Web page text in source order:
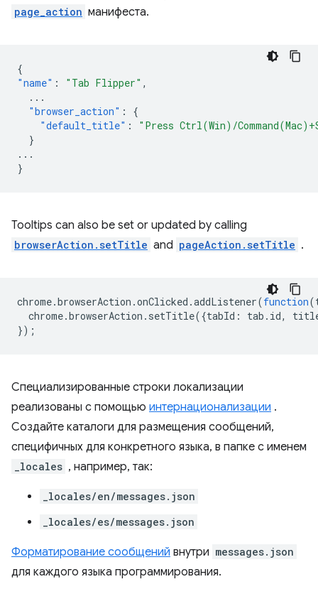
page_action манифеста.
{
"name" : "Tab Flipper" ,
...
"browser_action" :
{
"default_title" :
"Press Ctrl(Win)/
}
...
}
Tooltips can also be set or updated by calling
browserAction.setTitle and pageAction.setTitle .
chrome.browserAction .onClicked .addListener(function(
chrome.browserAction . setTitle({tabId : tab . id,
});
Специализированные строки локализации
реализованы с помощью интернационализации .
Создайте каталоги для размещения сообщений,
специфичных для конкретного языка, в папке с именем
_locales , например, так:
_locales/en/messages.json
_locales/es/messages.json
Форматирование сообщений внутри messages.json
для каждого языка программирования.